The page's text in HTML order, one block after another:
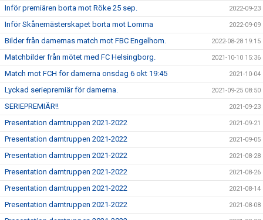
Inför premiären borta mot Röke 25 sep. 2022-09-23
Inför Skånemästerskapet borta mot Lomma 2022-09-09
Bilder från damernas match mot FBC Engelhom. 2022-08-28 19:15
Matchbilder från mötet med FC Helsingborg. 2021-10-10 15:36
Match mot FCH för damerna onsdag 6 okt 19:45 2021-10-04
Lyckad seriepremiär för damerna. 2021-09-25 08:50
SERIEPREMIÄR!! 2021-09-23
Presentation damtruppen 2021-2022 2021-09-21
Presentation damtruppen 2021-2022 2021-09-05
Presentation damtruppen 2021-2022 2021-08-28
Presentation damtruppen 2021-2022 2021-08-26
Presentation damtruppen 2021-2022 2021-08-14
Presentation damtruppen 2021-2022 2021-08-08